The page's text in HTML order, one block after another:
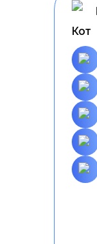
Кот